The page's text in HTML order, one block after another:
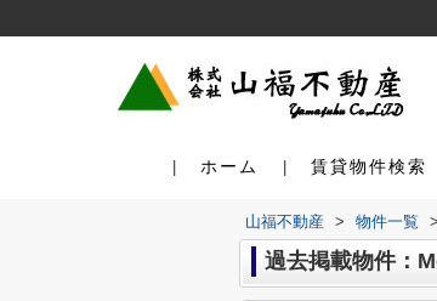
ホーム 賃貸物件検索
山福不動産 > 物件一覧 >
過去掲載物件：